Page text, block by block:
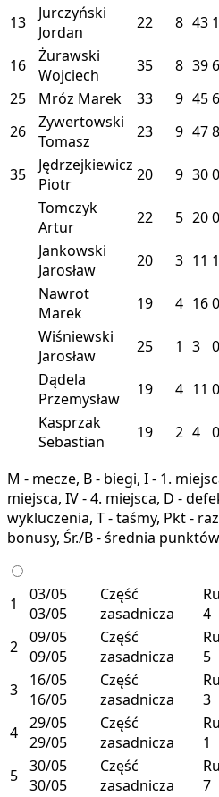
13
Jurczyński
Jordan
22 8 43
16
Żurawski
Wojciech
35 8 39 6
25
Mróz Marek 33 9 45 6
26
Zywertowski
Tomasz
23 9 478
35
Jędrzejkiewicz
Piotr
20 9 300
Tomczyk
Artur
22 5 200
Jankowski
Jarosław
20 3 11 1
Nawrot
Marek
19 4 160
Wiśniewski
Jarosław
25 1 3 0
Dądela
Przemysław
19 4 11 0
Kasprzak
Sebastian
19 2 4 0
M - mecze, B - biegi, I - 1.
miejsca, IV - 4. miejsca, D -
wykluczenia, T - taśmy, Pkt -
bonusy, Śr./B - średnia
1
03/05
03/05
Część
zasadnicza
4
2 09/05
09/05
Część
zasadnicza
5
3
16/05
16/05
Część
zasadnicza
3
4 29/05
29/05
Część
zasadnicza
1
5 30/05
30/05
Część
zasadnicza
7